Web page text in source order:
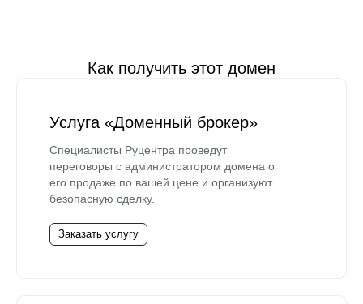
Как получить этот домен
Услуга «Доменный брокер»
Специалисты Руцентра проведут
переговоры с администратором домена о
его продаже по вашей цене и организуют
безопасную сделку.
Заказать услугу